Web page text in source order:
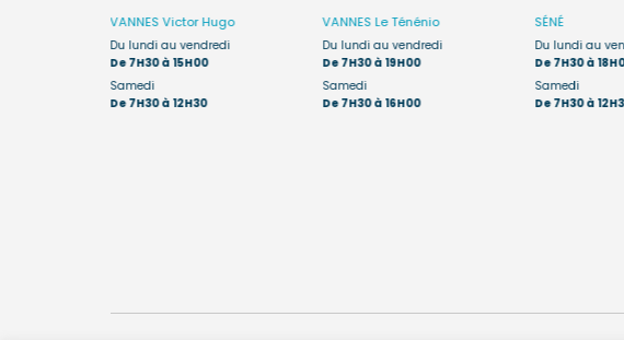
VANNESVictor Hugo
Du lundi au vendredi
De 7H30 à 15H00
Samedi
De 7H30 à 12H30
VANNES Le Ténénio
Du lundi au vendredi
De 7H30 à 19H00
Samedi
De 7H30 à 16H00
SÉNÉ
Du lundi au
De 7H30 à
Samedi
De 7H30 à